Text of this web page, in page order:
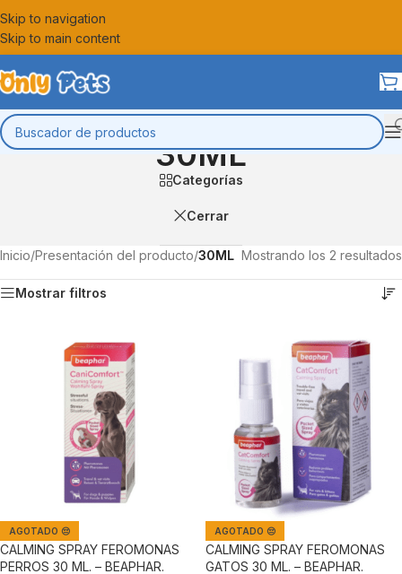
Skip to navigation
Skip to main content
30ML
Categorías
Cerrar
Inicio/Presentación del producto/30ML Mostrando los 2 resultados
Mostrar filtros
AGOTADO 😔
CALMING SPRAY FEROMONAS
PERROS 30 ML. – BEAPHAR.
AGOTADO 😔
CALMING SPRAY FEROMONAS
GATOS 30 ML. – BEAPHAR.